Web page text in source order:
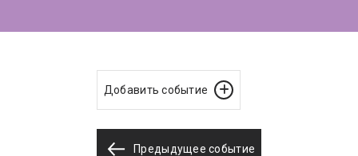
Добавить событие
Предыдущее событие